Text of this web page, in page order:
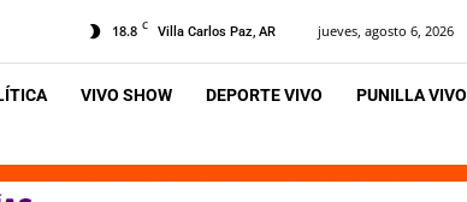
18.8 C Villa Carlos Paz, AR jueves, agosto 6, 2026
VIVO SHOW DEPORTE VIVO PUNILLA VIVO